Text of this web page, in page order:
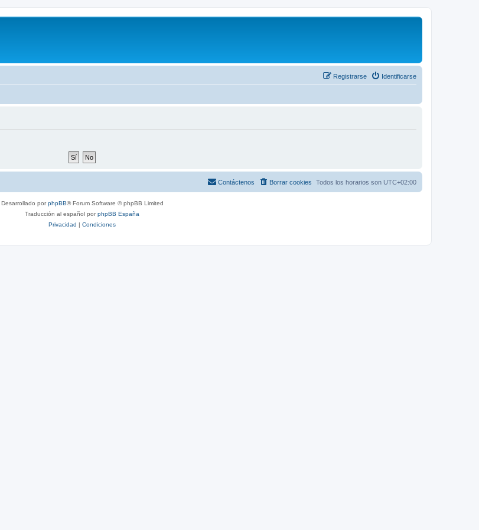
Identificarse
Registrarse
Todos los horarios son UTC+02:00
Borrar cookies
Contáctenos
Desarrollado porphpBB® Forum Software © phpBB Limited
Traducción al español porphpBB España
Privacidad | Condiciones